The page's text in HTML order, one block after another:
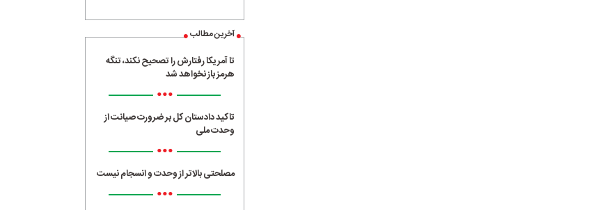
آخرین مطالب
تا آمریکا رفتارش را تصحیح نکند، تنگه
هرمز باز نخواهد شد
•••
تاکید دادستان کل بر ضرورت صیانت از
وحدت ملی
•••
مصلحتی بالاتر از وحدت و انسجام نیست
•••